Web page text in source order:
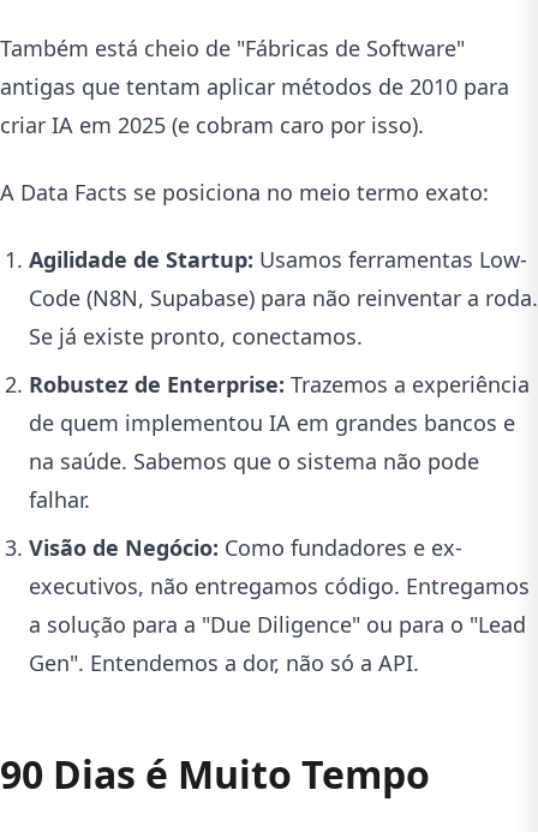
Também está cheio de "Fábricas de Software"
antigas que tentam aplicar métodos de 2010 para
criar IA em 2025 (e cobram caro por isso).
A Data Facts se posiciona no meio termo exato:
Agilidade de Startup: Usamos ferramentas Low-
Code (N8N, Supabase) para não reinventar a roda.
Se já existe pronto, conectamos.
Robustez de Enterprise: Trazemos a experiência
de quem implementou IA em grandes bancos e
na saúde. Sabemos que o sistema não pode
falhar.
Visão de Negócio: Como fundadores e ex-
executivos, não entregamos código. Entregamos
a solução para a "Due Diligence" ou para o "Lead
Gen". Entendemos a dor, não só a API.
90 Dias é Muito Tempo